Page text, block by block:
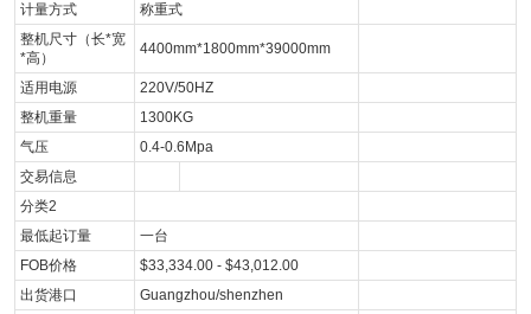
计量方式
称重式
整机尺寸（长*宽
*高）
4400mm*1800mm*39000mm
适用电源
220V/50HZ
整机重量
1300KG
气压
0.4-0.6Mpa
交易信息
分类2
最低起订量
一台
FOB价格
$33,334.00 - $43,012.00
出货港口
Guangzhou/shenzhen